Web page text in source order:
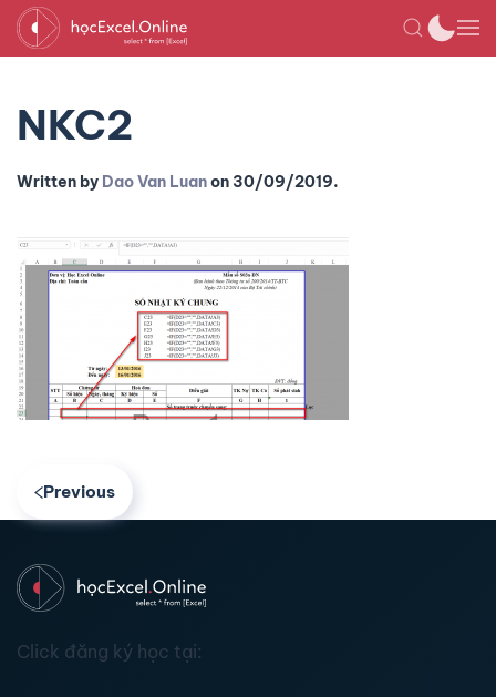
NKC2
Written by Dao Van Luanon 30/09/2019.
Previous
Click đăng ký học tại: